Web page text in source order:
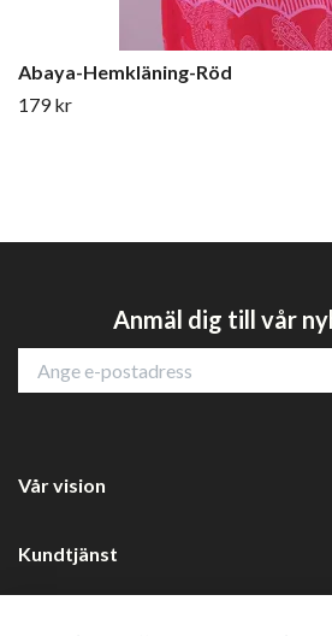
Abaya-Hemkläning-Röd
179 kr
Anmäl dig till vår
Vår vision
Kundtjänst